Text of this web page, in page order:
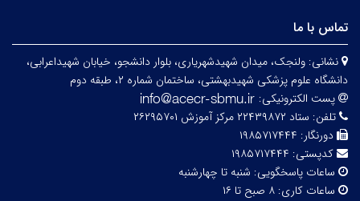
تماس با ما
نشانی: ولنجک، میدان شهیدشهریاری، بلوار دانشجو، خیابان شهیداعرابی،
دانشگاه علوم پزشکی شهیدبهشتی، ساختمان شماره ۲، طبقه دوم
پست الکترونیکی:
تلفن: ستاد ۲۲۴۳۹۸۷۲ مرکز آموزش ۲۶۲۹۵۷۰۱
دورنگار: ۱۹۸۵۷۱۷۴۴۴
کدپستی: ۱۹۸۵۷۱۷۴۴۴
ساعات پاسخگویی: شنبه تا چهارشنبه
ساعات کاری: ۸ صبح تا ۱۶